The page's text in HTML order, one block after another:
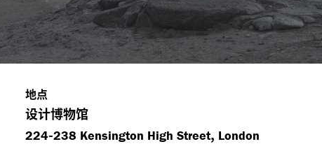
地点
设计博物馆
224-238 Kensington High Street, London